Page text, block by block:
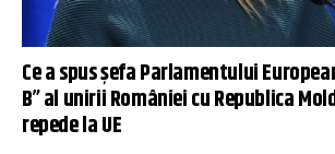
Ce a spus șefa Parlamentului
B” al unirii României cu Republica
repede la UE